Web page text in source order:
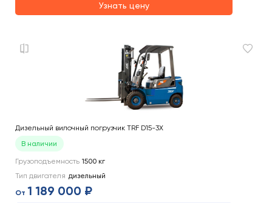
Узнать цену
Дизельный вилочный погрузчик TRF D15-3X
В наличии
Грузоподъемность 1500 кг
Тип двигателя дизельный
От 1 189 000 ₽